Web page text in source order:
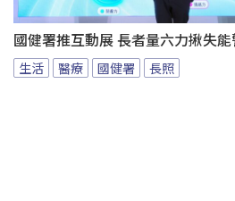
國健署推互動展 長者量六力揪失能
生活 醫療 國健署 長照